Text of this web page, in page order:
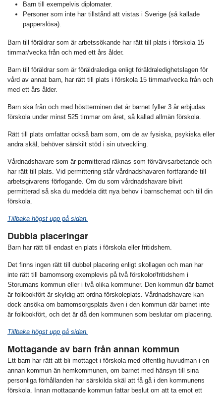
Barn till exempelvis diplomater.
Personer som inte har tillstånd att vistas i Sverige (så kallade
papperslösa).
Barn till föräldrar som är arbetssökande har rätt till plats i förskola 15
timmar/vecka från och med ett års ålder.
Barn till föräldrar som är föräldralediga enligt föräldraledighetslagen för
vård av annat barn, har rätt till plats i förskola 15 timmar/vecka från och
med ett års ålder.
Barn ska från och med höstterminen det år barnet fyller 3 år erbjudas
förskola under minst 525 timmar om året, så kallad allmän förskola.
Rätt till plats omfattar också barn som, om de av fysiska, psykiska eller
andra skäl, behöver särskilt stöd i sin utveckling.
Vårdnadshavare som är permitterad räknas som förvärvsarbetande och
har rätt till plats. Vid permittering står vårdnadshavaren fortfarande till
arbetsgivarens förfogande. Om du som vårdnadshavare blivit
permitterad så ska du meddela ditt nya behov i barnschemat och till din
förskola.
Tillbaka högst upp på sidan.
Dubbla placeringar
Barn har rätt till endast en plats i förskola eller fritidshem.
Det finns ingen rätt till dubbel placering enligt skollagen och man har
inte rätt till barnomsorg exemplevis på två förskolor/fritidshem i
Storumans kommun eller i två olika kommuner. Den kommun där barnet
är folkbokfört är skyldig att ordna förskoleplats. Vårdnadshavare kan
dock ansöka om barnomsorgsplats även i den kommun där barnet inte
är folkbokfört, och det är då den kommunen som beslutar om placering.
Tillbaka högst upp på sidan.
Mottagande av barn från annan kommun
Ett barn har rätt att bli mottaget i förskola med offentlig huvudman i en
annan kommun än hemkommunen, om barnet med hänsyn till sina
personliga förhållanden har särskilda skäl att få gå i den kommunens
förskola. Innan mottagande kommun fattar beslut om att ta emot ett